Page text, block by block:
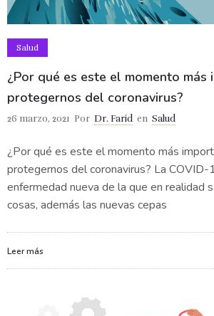
Salud
¿Por qué es este el momento
protegernos del coronavirus?
26 marzo, 2021 Por Dr. Farid en Salud
¿Por qué es este el momento más
protegernos del coronavirus? La COVID-
enfermedad nueva de la que en realidad
cosas, además las nuevas cepas
Leer más